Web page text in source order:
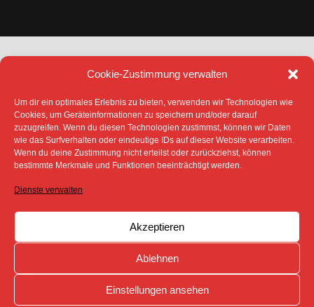
Cookie-Zustimmung verwalten
Um dir ein optimales Erlebnis zu bieten, verwenden wir Technologien wie
Cookies, um Geräteinformationen zu speichern und/oder darauf
zuzugreifen. Wenn du diesen Technologien zustimmst, können wir Daten
wie das Surfverhalten oder eindeutige IDs auf dieser Website verarbeiten.
Wenn du deine Zustimmung nicht erteilst oder zurückziehst, können
bestimmte Merkmale und Funktionen beeinträchtigt werden.
Dienste verwalten
Akzeptieren
Ablehnen
Einstellungen ansehen
DATENSCHUTZ
IMPRESSUM
COOKIE-RICHTLINIE (EU)
SÄMTLICHE TEXTE, BILDER UND ANDERE
SOFERN NICHT ANDERS GEKENNZEICHNET- DEM
COPYRIGHT DES SPREEBOTE ONLINE ODER WERDEN